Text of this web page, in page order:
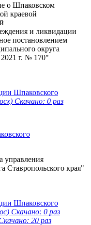
о Шпаковском
краевой
и ликвидации
постановлением
округа
2021 г. № 170"
Шпаковского
Скачано: 0 раз
управления
Ставропольского края"
Шпаковского
Скачано: 0 раз
20 раз